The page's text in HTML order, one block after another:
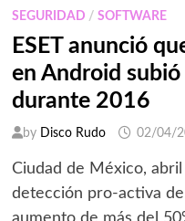
SEGURIDAD / SOFTWARE
ESET anunció
en Android
durante 2016
by Disco Rudo 02/04/
Ciudad de México,
detección pro-activa